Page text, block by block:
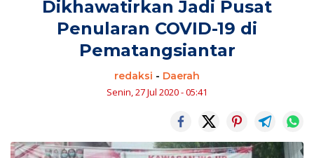
Dikhawatirkan Jadi Pusat
Penularan COVID-19 di
Pematangsiantar
redaksi - Daerah
Senin, 27 Jul 2020 - 05:41